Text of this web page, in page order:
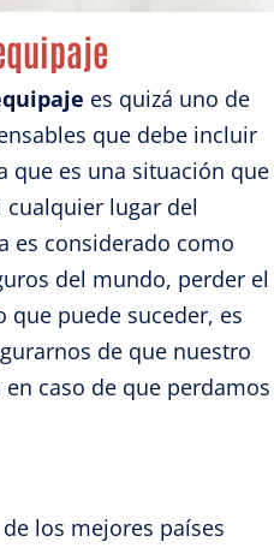
es quizá uno de
que debe incluir
que es una situación que
cualquier lugar del
es considerado como
del mundo, perder el
que puede suceder, es
de que nuestro
caso de que perdamos
los mejores países